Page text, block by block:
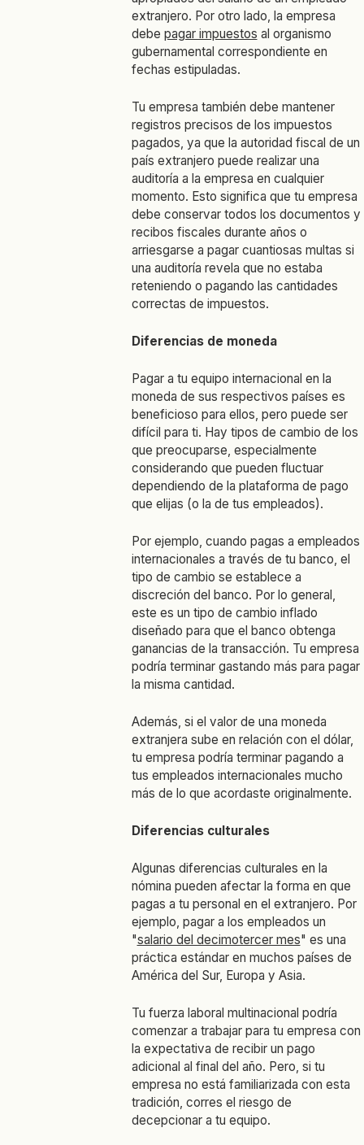
extranjero. Por otro lado, la empresa
debe pagar impuestos al organismo
gubernamental correspondiente en
fechas estipuladas.
Tu empresa también debe mantener
registros precisos de los impuestos
pagados, ya que la autoridad fiscal de un
país extranjero puede realizar una
auditoría a la empresa en cualquier
momento. Esto significa que tu empresa
debe conservar todos los documentos y
recibos fiscales durante años o
arriesgarse a pagar cuantiosas multas si
una auditoría revela que no estaba
reteniendo o pagando las cantidades
correctas de impuestos.
Diferencias de moneda
Pagar a tu equipo internacional en la
moneda de sus respectivos países es
beneficioso para ellos, pero puede ser
difícil para ti. Hay tipos de cambio de los
que preocuparse, especialmente
considerando que pueden fluctuar
dependiendo de la plataforma de pago
que elijas (o la de tus empleados).
Por ejemplo, cuando pagas a empleados
internacionales a través de tu banco, el
tipo de cambio se establece a
discreción del banco. Por lo general,
este es un tipo de cambio inflado
diseñado para que el banco obtenga
ganancias de la transacción. Tu empresa
podría terminar gastando más para pagar
la misma cantidad.
Además, si el valor de una moneda
extranjera sube en relación con el dólar,
tu empresa podría terminar pagando a
tus empleados internacionales mucho
más de lo que acordaste originalmente.
Diferencias culturales
Algunas diferencias culturales en la
nómina pueden afectar la forma en que
pagas a tu personal en el extranjero. Por
ejemplo, pagar a los empleados un
"salario del decimotercer mes" es una
práctica estándar en muchos países de
América del Sur, Europa y Asia.
Tu fuerza laboral multinacional podría
comenzar a trabajar para tu empresa con
la expectativa de recibir un pago
adicional al final del año. Pero, si tu
empresa no está familiarizada con esta
tradición, corres el riesgo de
decepcionar a tu equipo.